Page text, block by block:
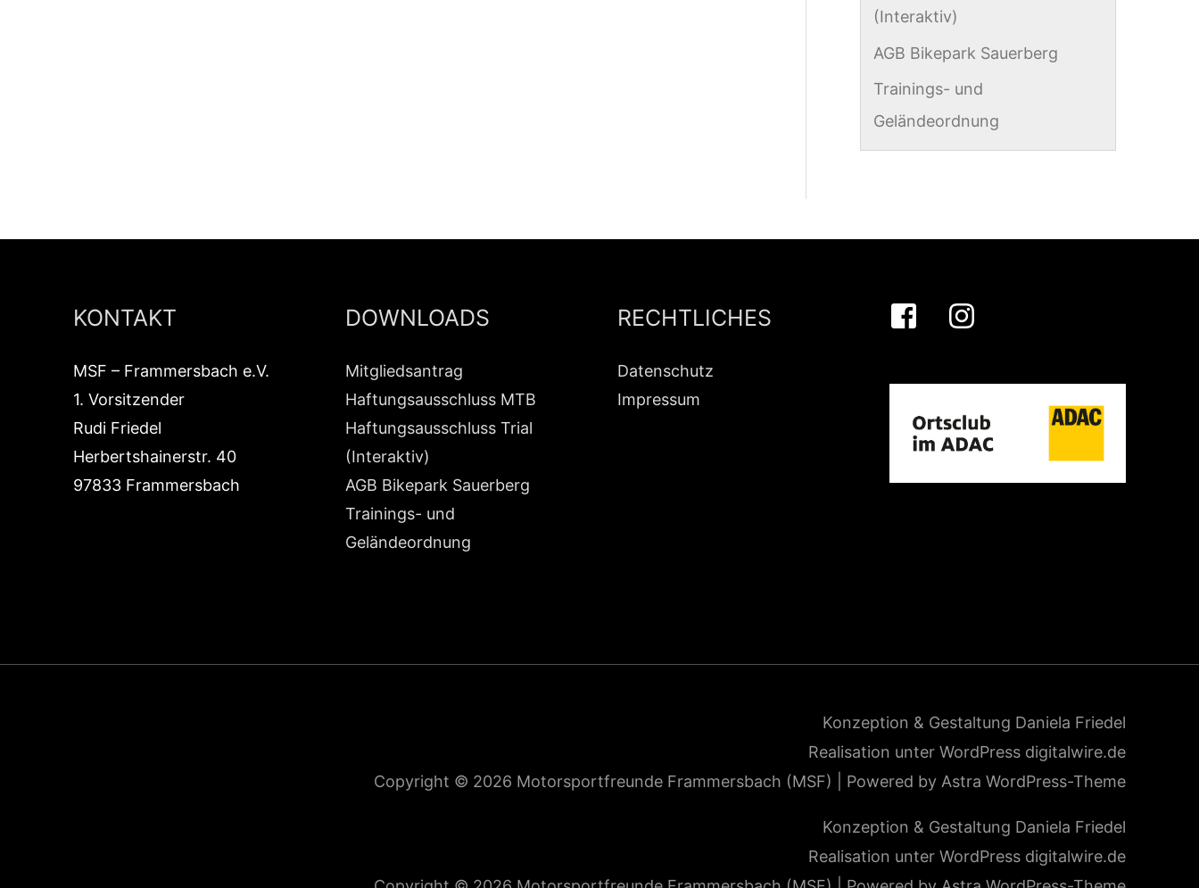
(Interaktiv)
AGB Bikepark Sauerberg
Trainings- und
Geländeordnung
KONTAKT
MSF – Frammersbach e.V.
1. Vorsitzender
Rudi Friedel
Herbertshainerstr. 40
97833 Frammersbach
DOWNLOADS
Mitgliedsantrag
Haftungsausschluss MTB
Haftungsausschluss Trial
(Interaktiv)
AGB Bikepark Sauerberg
Trainings- und
Geländeordnung
RECHTLICHES
Datenschutz
Impressum
Konzeption & Gestaltung Daniela Friedel
Realisation unter WordPress digitalwire.de
Copyright © 2026 Motorsportfreunde Frammersbach (MSF) | Powered by Astra WordPress-Theme
Konzeption & Gestaltung Daniela Friedel
Realisation unter WordPress digitalwire.de